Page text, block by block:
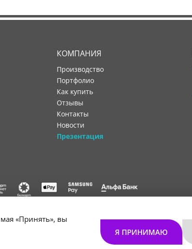
КОМПАНИЯ
производство
портфолио
как купить
отзывы
контакты
новости
Презентация
3. Р/с BY34 ALFA 3012 2B24 8200 1027 0000"
выдано Минским горисполкомом 30.11.2021 г.
«Принять», вы
Я ПРИНИМАЮ